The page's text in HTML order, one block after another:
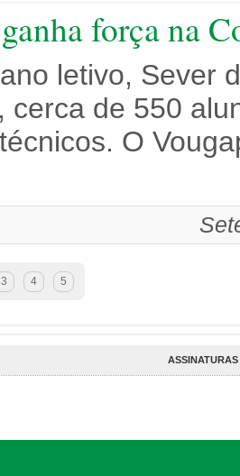
força na
letivo, Sever
cerca de 550
O
3 4 5
ASSINATURAS